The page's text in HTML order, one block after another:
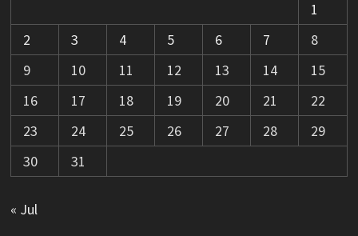
1
2
3 4 5 6 7
8
9
10 11 12 13 14
15
16
17 18 19 20 21
22
23
24 25 26 27 28
29
30
31
« Jul